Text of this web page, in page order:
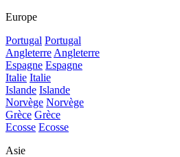
Europe
Portugal Portugal
Angleterre Angleterre
Espagne Espagne
Italie Italie
Islande Islande
Norvège Norvège
Grèce Grèce
Ecosse Ecosse
Asie